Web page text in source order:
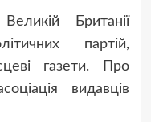
Британії
партій,
газети. Про
видавців